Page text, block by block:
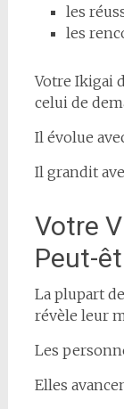
les
les
Votre Ikigai
celui de
Il évolue
Il grandit
Votre
Peut-
La plupart
révèle leur
Les
Elles